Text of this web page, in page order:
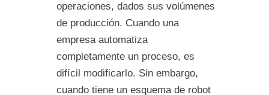
operaciones, dados sus volúmenes
de producción. Cuando una
empresa automatiza
completamente un proceso, es
difícil modificarlo. Sin embargo,
cuando tiene un esquema de robot